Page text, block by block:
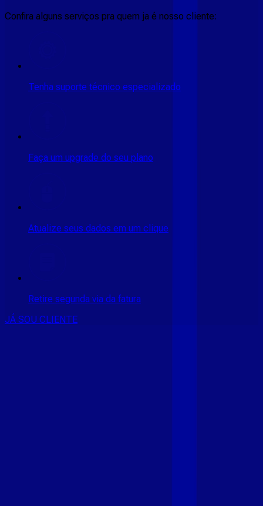
Confira alguns serviços pra quem ja é nosso cliente:
Tenha suporte técnico especializado
Faça um upgrade do seu plano
Atualize seus dados em um clique
Retire segunda via da fatura
JÁ SOU CLIENTE